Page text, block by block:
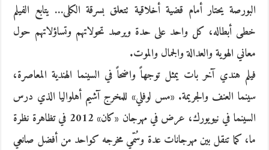
البورصة يحتار أمام قضية أخلاقية تتعلق بسرقة الكلى… يتابع الفيلم
خطى أبطاله، كل واحد على حدة ويرصد تحولاتهم وتساؤلاتهم حول
معاني الهوية والعدالة والجمال والموت.
فيلم هندي آخر بات يمثل توجهاً واضحاً في السينما الهندية المعاصرة،
سينما العنف والجريمة. «مس لوفلي» للمخرج آشيم أهلواليا الذي درس
السينما في نيويورك، عرض في مهرجان «كان» 2012 في تظاهرة نظرة
ما، كما تنقل بين مهرجانات عدة وسُمّي مخرجه كواحد من أفضل صانعي